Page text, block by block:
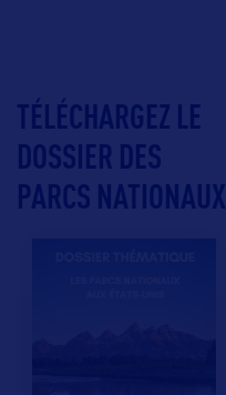
TÉLÉCHARGEZ LE
DOSSIER DES
PARCS NATIONAUX